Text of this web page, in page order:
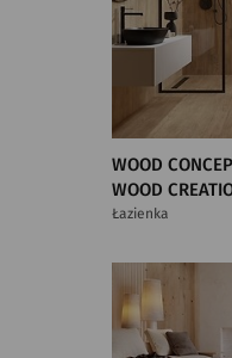
WOOD
WOOD
Łazienka